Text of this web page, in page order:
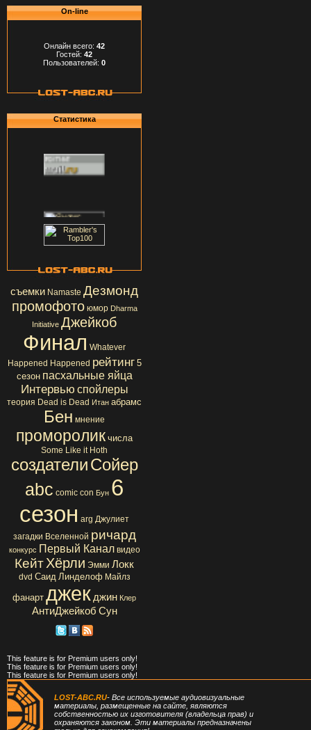
On-line
Онлайн всего: 42
Гостей: 42
Пользователей: 0
Статистика
съемки Namaste Дезмонд
промофото юмор Dharma
Initiative Джейкоб
Финал Whatever
Happened Happened рейтинг 5
сезон пасхальные яйца
Интервью спойлеры
теория Dead is Dead Итан абрамс
Бен мнение
проморолик числа
Some Like it Hoth
создателиСойер
abc comic con Бун 6
сезон arg Джулиет
загадки Вселенной ричард
конкурс Первый Канал видео
КейтХёрли Эмми Локк
dvd Саид Линделоф Майлз
фанарт джек джин Клер
АнтиДжейкоб Сун
This feature is for Premium users only!
This feature is for Premium users only!
This feature is for Premium users only!
LOST-ABC.RU- Все используемые аудиовизуальные
материалы, размещенные на сайте, являются
собственностью их изготовителя (владельца прав) и
охраняются законом. Эти материалы предназначены